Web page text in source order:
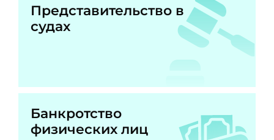
Представительство в
судах
Банкротство
физических лиц